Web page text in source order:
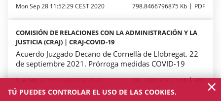
Mon Sep 28 11:52:29 CEST 2020 798.8466796875 Kb PDF
COMISIÓN DE RELACIONES CON LA ADMINISTRACIÓN Y LA
JUSTICIA (CRAJ) | CRAJ-COVID-19
Acuerdo Juzgado Decano de Cornellà de Llobregat. 22
de septiembre 2021. Prórroga medidas COVID-19
Tue Sep 22 15:04:48 CEST 2020 461.3486328125 Kb PDF
TÚ PUEDES CONTROLAR EL USO DE LAS COOKIES.
×